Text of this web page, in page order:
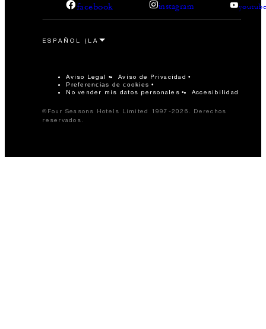
facebook instagram
Aviso Legal Aviso de Privacidad
Preferencias de cookies
No vender mis datos personales Accesibilidad
©Four Seasons Hotels Limited 1997-2026. Derechos
reservados.